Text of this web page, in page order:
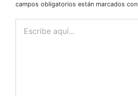
campos obligatorios están marcados con
aquí...